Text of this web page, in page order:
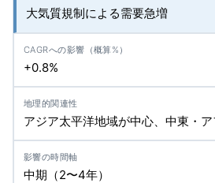
大気質規制による需要急増
+0.8%
アジア太平洋地域が中心、中東・
中期（2〜4年）